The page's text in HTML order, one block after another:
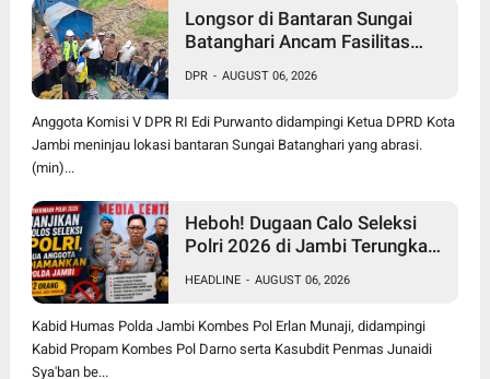
Longsor di Bantaran Sungai
Batanghari Ancam Fasilitas
Purwanto Siap Perjuangkan
Pembangunan Turap
DPR - AUGUST 06, 2026
Anggota Komisi V DPR RI Edi Purwanto didampingi Ketua DPRD Kota
Jambi meninjau lokasi bantaran Sungai Batanghari yang abrasi.
(min)...
Heboh! Dugaan Calo Seleksi
Polri 2026 di Jambi Terungkap,
Anggota Diamankan
HEADLINE - AUGUST 06, 2026
Kabid Humas Polda Jambi Kombes Pol Erlan Munaji, didampingi
Kabid Propam Kombes Pol Darno serta Kasubdit Penmas Junaidi
Sya'ban be...